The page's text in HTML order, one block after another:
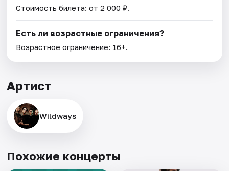
Стоимость билета: от 2 000 ₽.
Есть ли возрастные ограничения?
Возрастное ограничение: 16+.
Артист
Wildways
Похожие концерты